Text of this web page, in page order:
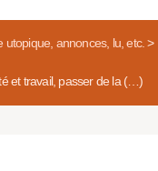
utopique, annonces, lu, etc.>
et travail, passer de la (…)